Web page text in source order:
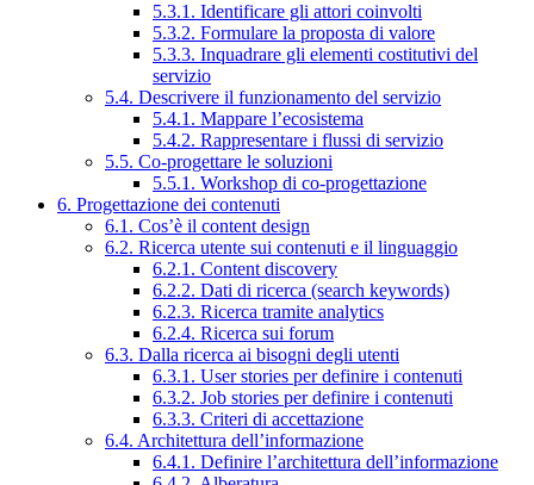
5.3.1. Identificare gli attori coinvolti
5.3.2. Formulare la proposta di valore
5.3.3. Inquadrare gli elementi costitutivi del
servizio
5.4. Descrivere il funzionamento del servizio
5.4.1. Mappare l’ecosistema
5.4.2. Rappresentare i flussi di servizio
5.5. Co-progettare le soluzioni
5.5.1. Workshop di co-progettazione
6. Progettazione dei contenuti
6.1. Cos’è il content design
6.2. Ricerca utente sui contenuti e il linguaggio
6.2.1. Content discovery
6.2.2. Dati di ricerca (search keywords)
6.2.3. Ricerca tramite analytics
6.2.4. Ricerca sui forum
6.3. Dalla ricerca ai bisogni degli utenti
6.3.1. User stories per definire i contenuti
6.3.2. Job stories per definire i contenuti
6.3.3. Criteri di accettazione
6.4. Architettura dell’informazione
6.4.1. Definire l’architettura dell’informazione